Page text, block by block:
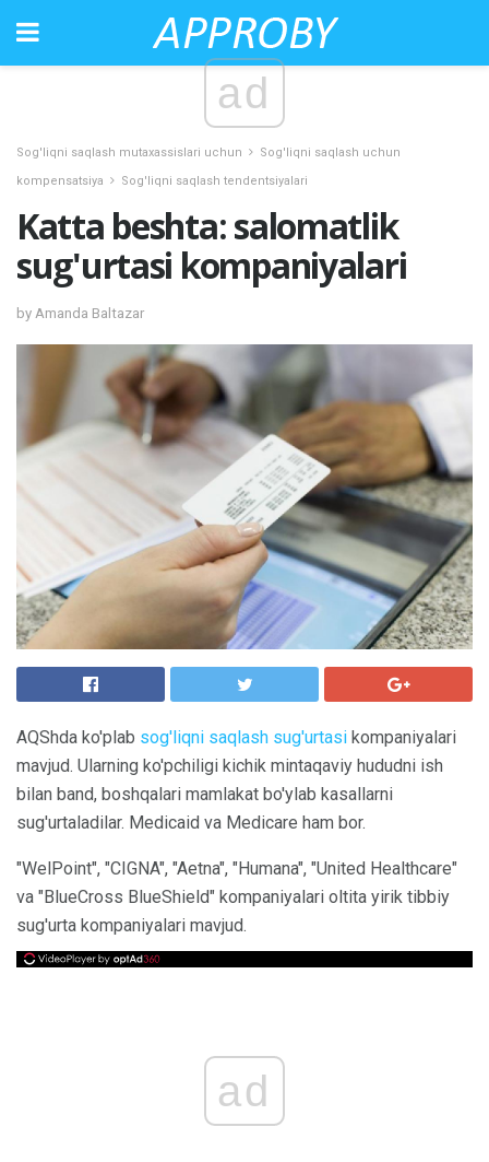
ad
Sog'liqni saqlash mutaxassislari uchun
Sog'liqni saqlash uchun
kompensatsiya
Sog'liqni saqlash tendentsiyalari
Katta beshta: salomatlik
sug'urtasi kompaniyalari
by Amanda Baltazar
AQShda ko'plab sog'liqni saqlash sug'urtasi kompaniyalari
mavjud. Ularning ko'pchiligi kichik mintaqaviy hududni ish
bilan band, boshqalari mamlakat bo'ylab kasallarni
sug'urtaladilar. Medicaid va Medicare ham bor.
"WelPoint", "CIGNA", "Aetna", "Humana", "United Healthcare"
va "BlueCross BlueShield" kompaniyalari oltita yirik tibbiy
sug'urta kompaniyalari mavjud.
ad